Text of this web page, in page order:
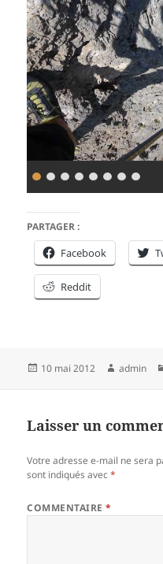
PARTAGER :
Facebook
Reddit
Publié
10 mai 2012 Auteur
admin
Laisser un
Votre adresse e-mail ne sera
sont indiqués avec*
COMMENTAIRE*